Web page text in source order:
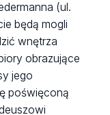
(ul.
będą mogli
wnętrza
obrazujące
jego
poświęconą